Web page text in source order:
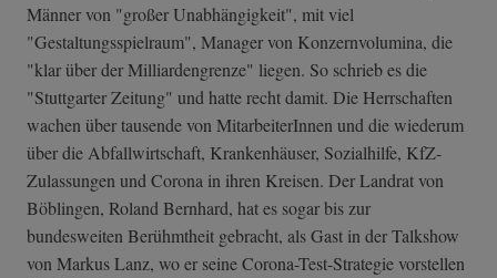
Männer von "großer Unabhängigkeit", mit viel
"Gestaltungsspielraum", Manager von Konzernvolumina, die
"klar über der Milliardengrenze" liegen. So schrieb es die
"Stuttgarter Zeitung" und hatte recht damit. Die Herrschaften
wachen über tausende von MitarbeiterInnen und die wiederum
über die Abfallwirtschaft, Krankenhäuser, Sozialhilfe, KfZ-
Zulassungen und Corona in ihren Kreisen. Der Landrat von
Böblingen, Roland Bernhard, hat es sogar bis zur
bundesweiten Berühmtheit gebracht, als Gast in der Talkshow
von Markus Lanz, wo er seine Corona-Test-Strategie vorstellen